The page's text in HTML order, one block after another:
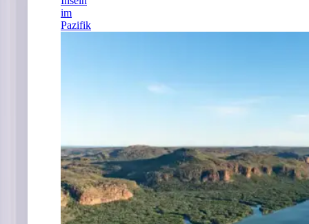
im
Pazifik